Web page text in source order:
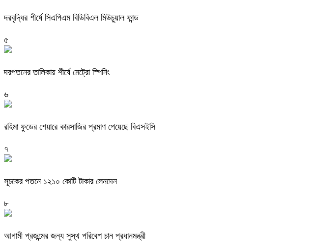
দরবৃদ্ধির শীর্ষে সিএপিএম বিডিবিএল মিউচুয়াল ফান্ড
৫
দরপতনের তালিকায় শীর্ষে মেট্রো স্পিনিং
৬
রহিমা ফুডের শেয়ারে কারসাজির প্রমাণ পেয়েছে বিএসইসি
৭
সূচকের পতনে ১২১০ কোটি টাকার লেনদেন
৮
আগামী প্রজন্মের জন্য সুস্থ পরিবেশ চান প্রধানমন্ত্রী